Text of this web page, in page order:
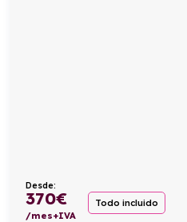
Desde:
370€
/mes+IVA
Todo incluido